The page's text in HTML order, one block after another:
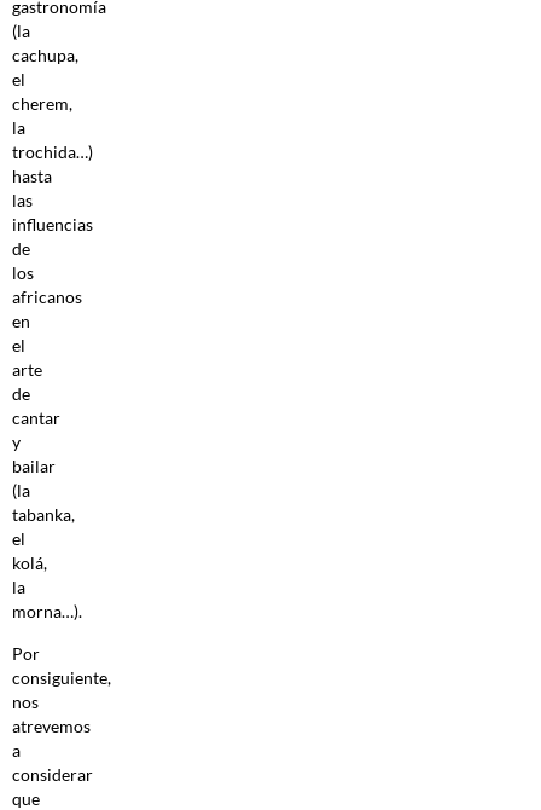
gastronomía
(la
cachupa,
el
cherem,
la
trochida…)
hasta
las
influencias
de
los
africanos
en
el
arte
de
cantar
y
bailar
(la
tabanka,
el
kolá,
la
morna…).
Por
consiguiente,
nos
atrevemos
a
considerar
que